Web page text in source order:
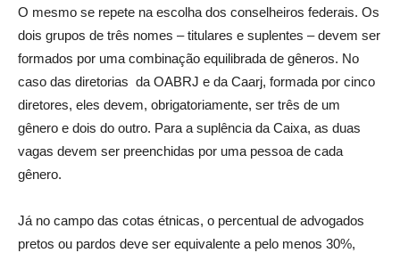
O mesmo se repete na escolha dos conselheiros federais. Os
dois grupos de três nomes – titulares e suplentes – devem ser
formados por uma combinação equilibrada de gêneros. No
caso das diretorias da OABRJ e da Caarj, formada por cinco
diretores, eles devem, obrigatoriamente, ser três de um
gênero e dois do outro. Para a suplência da Caixa, as duas
vagas devem ser preenchidas por uma pessoa de cada
gênero.
Já no campo das cotas étnicas, o percentual de advogados
pretos ou pardos deve ser equivalente a pelo menos 30%,